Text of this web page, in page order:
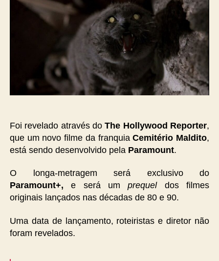
Foi revelado através doThe Hollywood Reporter,
que um novo filme da franquiaCemitério Maldito,
está sendo desenvolvido pela Paramount.
O longa-metragem será exclusivo do
Paramount+, e será umprequeldos filmes
originais lançados nas décadas de 80 e 90.
Uma data de lançamento, roteiristas e diretor não
foram revelados.